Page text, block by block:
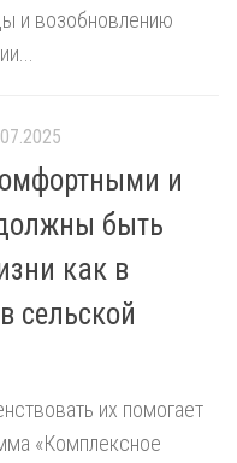
и возобновлению
и
быть
как в
сельской
их помогает
«Комплексное